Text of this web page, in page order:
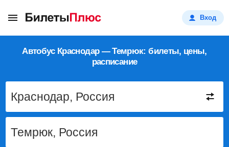
Вход
Автобус Краснодар — Темрюк: билеты, цены,
расписание